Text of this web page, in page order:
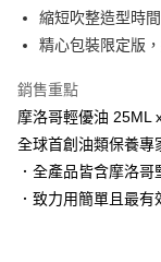
AFTEE先享後付
相關說明
AFTEE先享後付是「
１．簡單：不需註冊會
２．便利：只要手機
３．安心：先確認商品
【「AFTEE先享後付
運送方式
宅配
宅配-離島
縮短吹整造型時
精心包裝限定版
銷售重點
摩洛哥輕優油 25ML
全球首創油類保養專
．全產品皆含摩洛哥
．致力用簡單且最